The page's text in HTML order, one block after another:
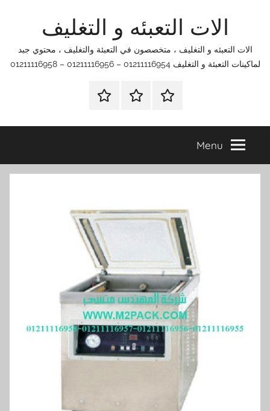
التعبئه و التغليف
و التغليف ، متخصصون في التعبئة والتغليف ، محتوي جبد
– 01211116956 – 01211116958
اتصل
اتـصـل
في
التي